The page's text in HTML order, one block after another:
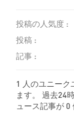
投稿の人気度 :
投稿 :
記事 :
1 人のユニー
ます。 過去24
ュース記事が